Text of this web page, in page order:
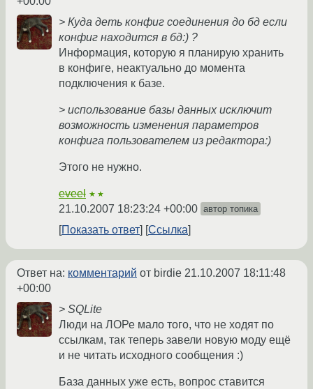
> Куда деть конфиг соединения до бд если
конфиг находится в бд:) ?
Информация, которую я планирую хранить
в конфиге, неактуально до момента
подключения к базе.
> использование базы данных исключит
возможность изменения параметров
конфига пользователем из редактора:)
Этого не нужно.
eveel ★★
21.10.2007 18:23:24 +00:00 автор топика
Показать ответ Ссылка
Ответ на: комментарий от birdie 21.10.2007 18:11:48
+00:00
> SQLite
Люди на ЛОРе мало того, что не ходят по
ссылкам, так теперь завели новую моду ещё
и не читать исходного сообщения :)
База данных уже есть, вопрос ставится